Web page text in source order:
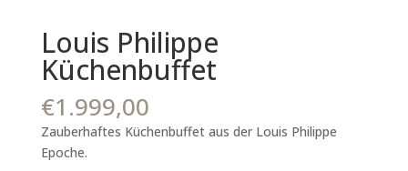
Louis Philippe
Küchenbuffet
€1.999,00
Zauberhaftes Küchenbuffet aus der Louis Philippe
Epoche.